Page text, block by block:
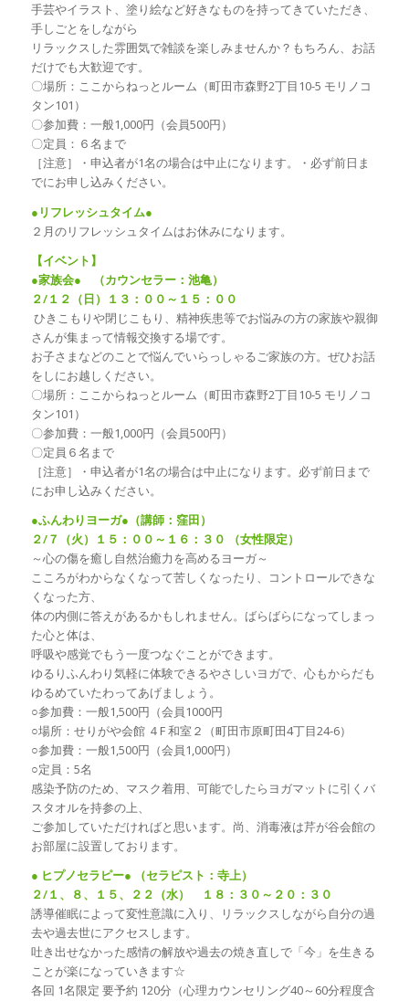
手芸やイラスト、塗り絵など好きなものを持ってきていただき、
手しごとをしながら
リラックスした雰囲気で雑談を楽しみませんか？もちろん、お話
だけでも大歓迎です。
〇場所：ここからねっとルーム（町田市森野2丁目10-5 モリノコ
タン101）
〇参加費：一般1,000円（会員500円）
〇定員：６名まで
［注意］・申込者が1名の場合は中止になります。・必ず前日ま
でにお申し込みください。
●リフレッシュタイム●
２月のリフレッシュタイムはお休みになります。
【イベント】
●家族会● （カウンセラー：池亀）
２/１２（日）１３：００～１５：００
ひきこもりや閉じこもり、精神疾患等でお悩みの方の家族や親御
さんが集まって情報交換する場です。
お子さまなどのことで悩んでいらっしゃるご家族の方。ぜひお話
をしにお越しください。
〇場所：ここからねっとルーム（町田市森野2丁目10-5 モリノコ
タン101）
〇参加費：一般1,000円（会員500円）
〇定員６名まで
［注意］・申込者が1名の場合は中止になります。必ず前日まで
にお申し込みください。
●ふんわりヨーガ●（講師：窪田）
２/７（火）１５：００～１６：３０ （女性限定）
～心の傷を癒し自然治癒力を高めるヨーガ～
こころがわからなくなって苦しくなったり、コントロールできな
くなった方、
体の内側に答えがあるかもしれません。ばらばらになってしまっ
た心と体は、
呼吸や感覚でもう一度つなぐことができます。
ゆるりふんわり気軽に体験できるやさしいヨガで、心もからだも
ゆるめていたわってあげましょう。
○参加費：一般1,500円（会員1000円
○場所：せりがや会館 ４F 和室２（町田市原町田4丁目24-6）
○参加費：一般1,500円（会員1,000円）
○定員：5名
感染予防のため、マスク着用、可能でしたらヨガマットに引くバ
スタオルを持参の上、
ご参加していただければと思います。尚、消毒液は芹が谷会館の
お部屋に設置しております。
● ヒプノセラピー● （セラピスト：寺上）
２/１、８、１５、２２（水） １８：３０～２０：３０
誘導催眠によって変性意識に入り、リラックスしながら自分の過
去や過去世にアクセスします。
吐き出せなかった感情の解放や過去の焼き直しで「今」を生きる
ことが楽になっていきます☆
各回 1名限定 要予約 120分（心理カウンセリング40～60分程度含